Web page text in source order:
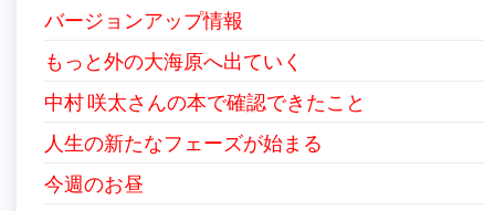
バージョンアップ情報
もっと外の大海原へ出ていく
中村 咲太さんの本で確認できたこと
人生の新たなフェーズが始まる
今週のお昼